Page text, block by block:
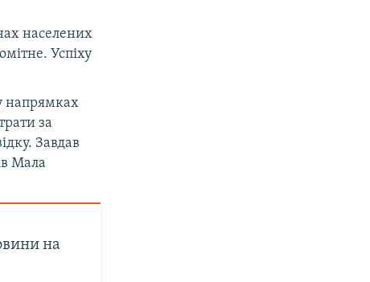
населених
Успіху
напрямках
за
Завдав
Мала
на